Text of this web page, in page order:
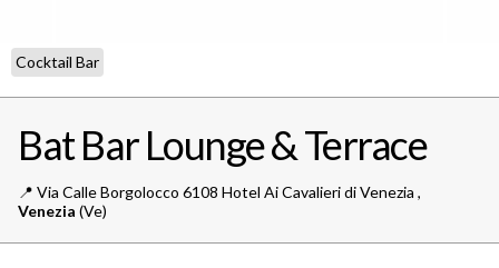
Cocktail Bar
Bat Bar Lounge & Terrace
📍️ Via Calle Borgolocco 6108 Hotel Ai Cavalieri di Venezia ,
Venezia (Ve)